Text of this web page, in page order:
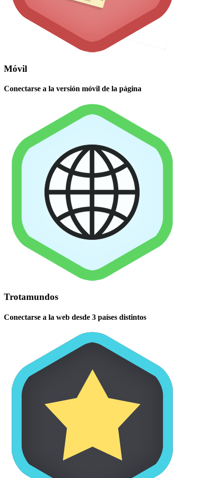
Móvil
Conectarse a la versión móvil de la página
Trotamundos
Conectarse a la web desde 3 países distintos